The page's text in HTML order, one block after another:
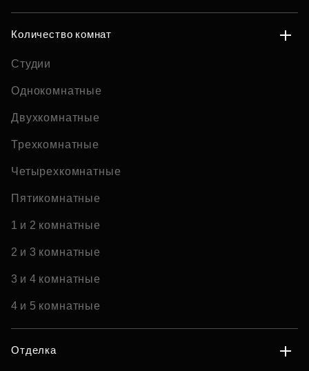
Количество комнат
Студии
Однокомнатные
Двухкомнатные
Трехкомнатные
Четырехкомнатные
Пятикомнатные
1 и 2 комнатные
2 и 3 комнатные
3 и 4 комнатные
4 и 5 комнатные
Отделка